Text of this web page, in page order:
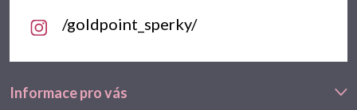
Informace pro vás
/goldpoint_sperky/